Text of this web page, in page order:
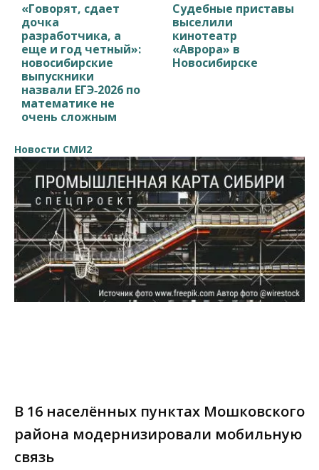
«Говорят, сдает
дочка
разработчика, а
еще и год четный»:
новосибирские
выпускники
назвали ЕГЭ‑2026 по
математике не
очень сложным
Судебные приставы
выселили
кинотеатр
«Аврора» в
Новосибирске
Новости СМИ2
В 16 населённых пунктах Мошковского
района модернизировали мобильную
связь